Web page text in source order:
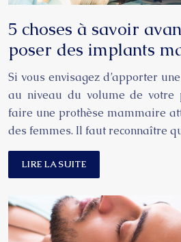
5 choses à savoir
poser des implants
Si vous envisagez d’apporter
au niveau du volume de votre
faire une prothèse mammaire
des femmes. Il faut reconnaître
LIRE LA SUITE